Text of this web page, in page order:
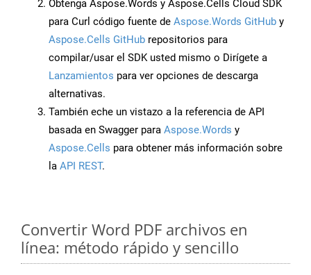
Obtenga Aspose.Words y Aspose.Cells Cloud SDK
para Curl código fuente de Aspose.Words GitHub y
Aspose.Cells GitHub repositorios para
compilar/usar el SDK usted mismo o Dirígete a
Lanzamientos para ver opciones de descarga
alternativas.
También eche un vistazo a la referencia de API
basada en Swagger para Aspose.Words y
Aspose.Cells para obtener más información sobre
la API REST.
Convertir Word PDF archivos en
línea: método rápido y sencillo